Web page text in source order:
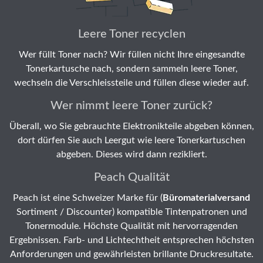
Leere Toner recyclen
Wer füllt Toner nach? Wir füllen nicht Ihre eingesandte
Tonerkartusche nach, sondern sammeln leere Toner,
wechseln die Verschleissteile und füllen diese wieder auf.
Wer nimmt leere Toner zurück?
Überall, wo Sie gebrauchte Elektronikteile abgeben können,
dort dürfen Sie auch Leergut wie leere Tonerkartuschen
abgeben. Dieses wird dann rezikliert.
Peach Qualität
Peach ist eine Schweizer Marke für (Büromaterialversand
Sortiment / Discounter) kompatible Tintenpatronen und
Tonermodule. Höchste Qualität mit hervorragenden
Ergebnissen. Farb- und Lichtechtheit entsprechen höchsten
Anforderungen und gewährleisten brillante Druckresultate.